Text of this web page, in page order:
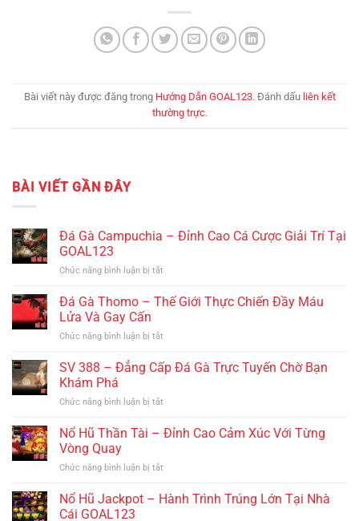
Bài viết này được đăng trong Hướng Dẫn GOAL123. Đánh dấu liên kết
thường trực.
BÀI VIẾT GẦN ĐÂY
Đá Gà Campuchia – Đỉnh Cao Cá Cược Giải Trí Tại
GOAL123
Chức năng bình luận bị tắt
Gà
Cá
GOAL123
Đá Gà Thomo – Thế Giới Thực Chiến Đầy Máu
Lửa Và Gay Cấn
Chức năng bình luận bị tắt
Gà
Thomo
Thực
Và
SV 388 – Đẳng Cấp Đá Gà Trực Tuyến Chờ Bạn
Khám Phá
Chức năng bình luận bị tắt
388
Gà
Nổ Hũ Thần Tài – Đỉnh Cao Cảm Xúc Với Từng
Vòng Quay
Chức năng bình luận bị tắt
Hũ
Nổ Hũ Jackpot – Hành Trình Trúng Lớn Tại Nhà
Cái GOAL123